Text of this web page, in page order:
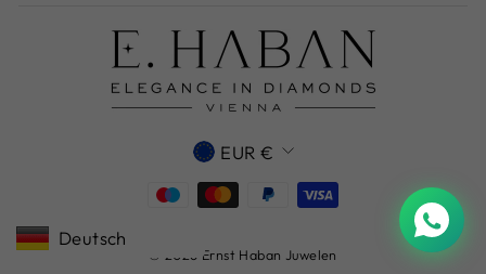
WÄHRUNG
EUR €
© 2026 Ernst Haban Juwelen
Deutsch